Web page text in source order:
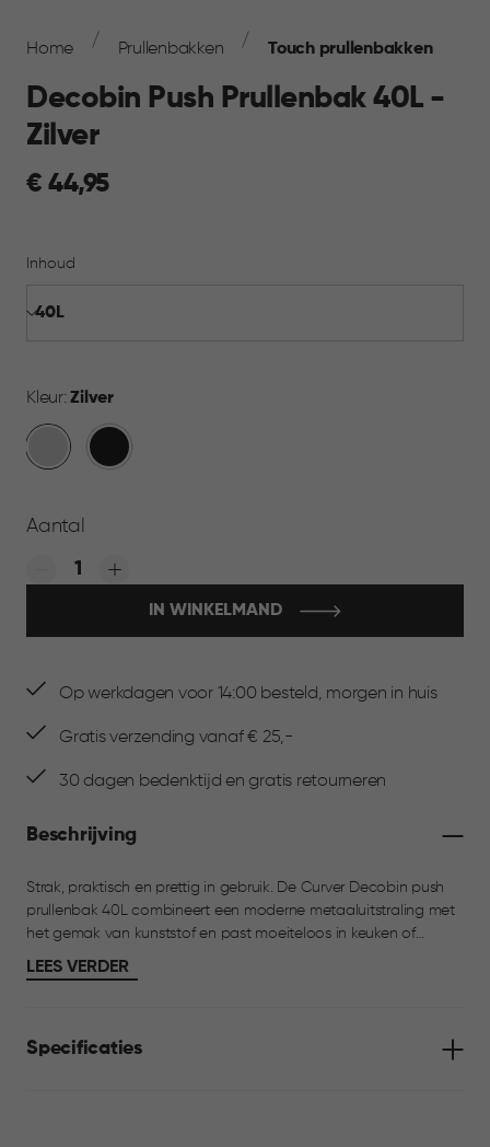
Navigation
Home Prullenbakken Touch prullenbakken
Decobin Push Prullenbak 40L -
Zilver
€
€ 44,95
Inhoud
Kleur:Zilver
Zilver Zwart
Aantal
Quantity:
IN WINKELMAND
Op werkdagen voor 14:00 besteld, morgen in huis
Gratis verzending vanaf € 25,-
30 dagen bedenktijd en gratis retourneren
Beschrijving
Strak, praktisch en prettig in gebruik. De Curver Decobin push
prullenbak 40L combineert een moderne metaaluitstraling met
het gemak van kunststof en past moeiteloos in keuken of
bijkeuken. Met één lichte druk open je de deksel dankzij de
pushsluiting, terwijl het lichte kunststof materiaal zorgt voor
LEES VERDER
Specificaties